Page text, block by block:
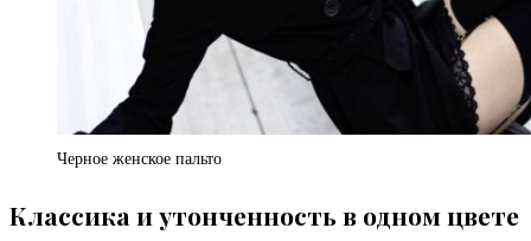
Черное женское пальто
Классика и утонченность в одном цвете